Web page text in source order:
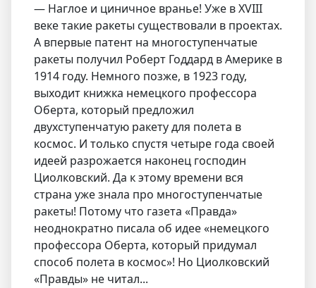
— Наглое и циничное вранье! Уже в XVIII
веке такие ракеты существовали в проектах.
А впервые патент на многоступенчатые
ракеты получил Роберт Годдард в Америке в
1914 году. Немного позже, в 1923 году,
выходит книжка немецкого профессора
Оберта, который предложил
двухступенчатую ракету для полета в
космос. И только спустя четыре года своей
идеей разрожается наконец господин
Циолковский. Да к этому времени вся
страна уже знала про многоступенчатые
ракеты! Потому что газета «Правда»
неоднократно писала об идее «немецкого
профессора Оберта, который придумал
способ полета в космос»! Но Циолковский
«Правды» не читал...